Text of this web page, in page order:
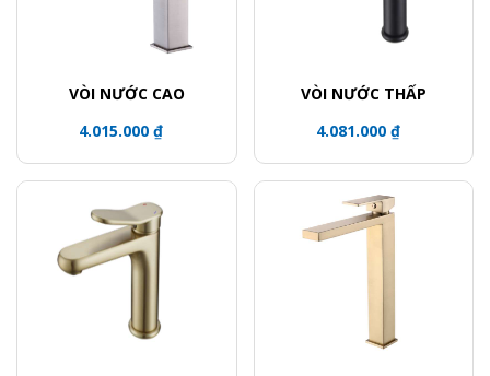
VÒI NƯỚC CAO
4.015.000 ₫
VÒI NƯỚC THẤP
4.081.000 ₫